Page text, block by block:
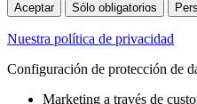
Aceptar Sólo obligatorios
Nuestra política de privacidad
Configuración de protección de
Marketing a través de